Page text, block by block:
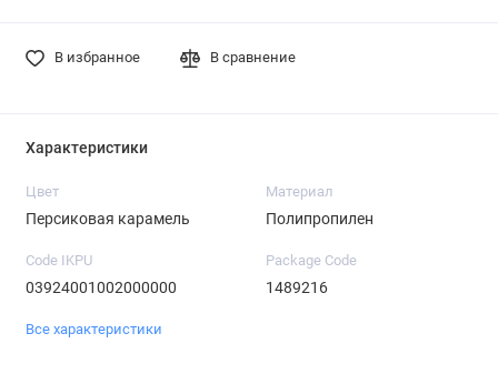
В избранное В сравнение
Характеристики
Цвет
Персиковая карамель
Материал
Полипропилен
Code IKPU
03924001002000000
Package Code
1489216
Все характеристики